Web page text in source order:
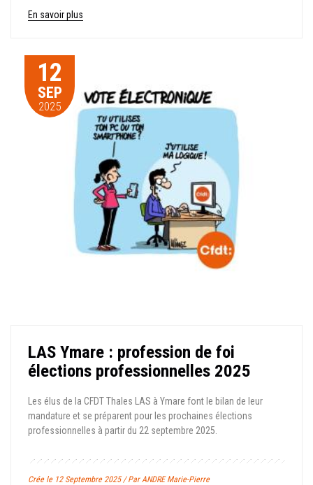
En savoir plus
12
SEP
2025
LAS Ymare : profession de foi
élections professionnelles 2025
Les élus de la CFDT Thales LAS à Ymare font le bilan de leur
mandature et se préparent pour les prochaines élections
professionnelles à partir du 22 septembre 2025.
Crée le 12 Septembre 2025 / Par ANDRE Marie-Pierre